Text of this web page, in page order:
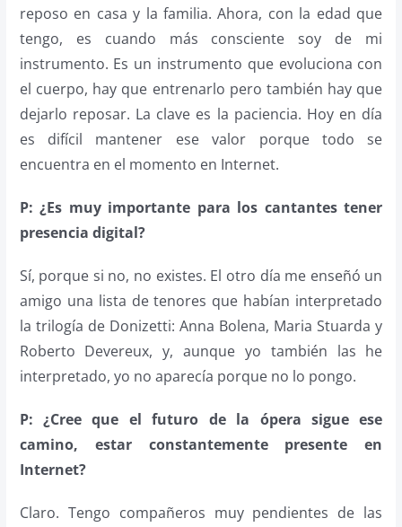
reposo en casa y la familia. Ahora, con la edad que
tengo, es cuando más consciente soy de mi
instrumento. Es un instrumento que evoluciona con
el cuerpo, hay que entrenarlo pero también hay que
dejarlo reposar. La clave es la paciencia. Hoy en día
es difícil mantener ese valor porque todo se
encuentra en el momento en Internet.
P: ¿Es muy importante para los cantantes tener
presencia digital?
Sí, porque si no, no existes. El otro día me enseñó un
amigo una lista de tenores que habían interpretado
la trilogía de Donizetti: Anna Bolena, Maria Stuarda y
Roberto Devereux, y, aunque yo también las he
interpretado, yo no aparecía porque no lo pongo.
P: ¿Cree que el futuro de la ópera sigue ese
camino, estar constantemente presente en
Internet?
Claro. Tengo compañeros muy pendientes de las